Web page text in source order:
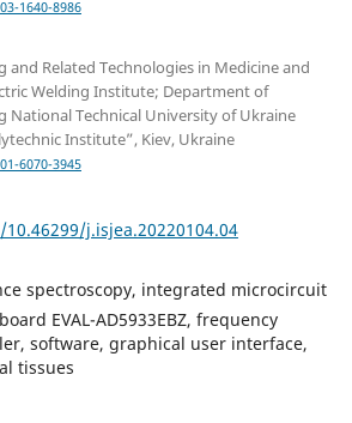
1640-8986
and Related Technologies in Medicine and
Welding Institute; Department of
National Technical University of Ukraine
Institute”, Kiev, Ukraine
6070-3945
j.isjea.20220104.04
spectroscopy, integrated microcircuit
EVAL-AD5933EBZ, frequency
software, graphical user interface,
tissues